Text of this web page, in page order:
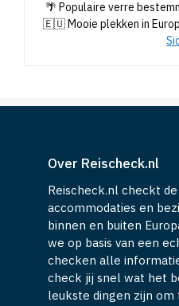
🇪🇺 Mooie plekken in
accommodaties en
binnen en buiten
we op basis van een
checken alle
check jij snel wat het
leukste dingen zijn om
vakantie. De beste